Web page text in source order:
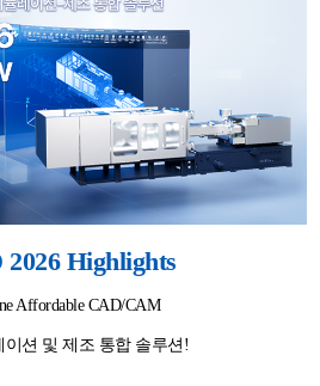
2026 Highlights
Affordable CAD/CAM
이션 및 제조 통합 솔루션!